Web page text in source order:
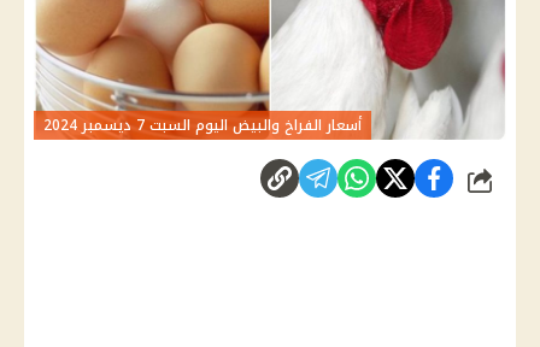
أسعار الفراخ والبيض اليوم السبت 7 ديسمبر 2024
شارك